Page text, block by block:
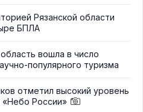
Рязанской области
БПЛА
вошла в число
популярного туризма
отметил высокий уровень
«Небо России»